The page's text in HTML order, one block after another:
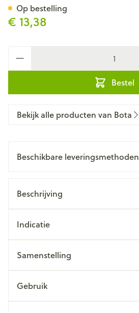
€ 13,38
Bestel
Op bestelling
Bekijk alle producten van Bota
Beschikbare leveringsmethoden
Beschrijving
Indicatie
Samenstelling
Gebruik